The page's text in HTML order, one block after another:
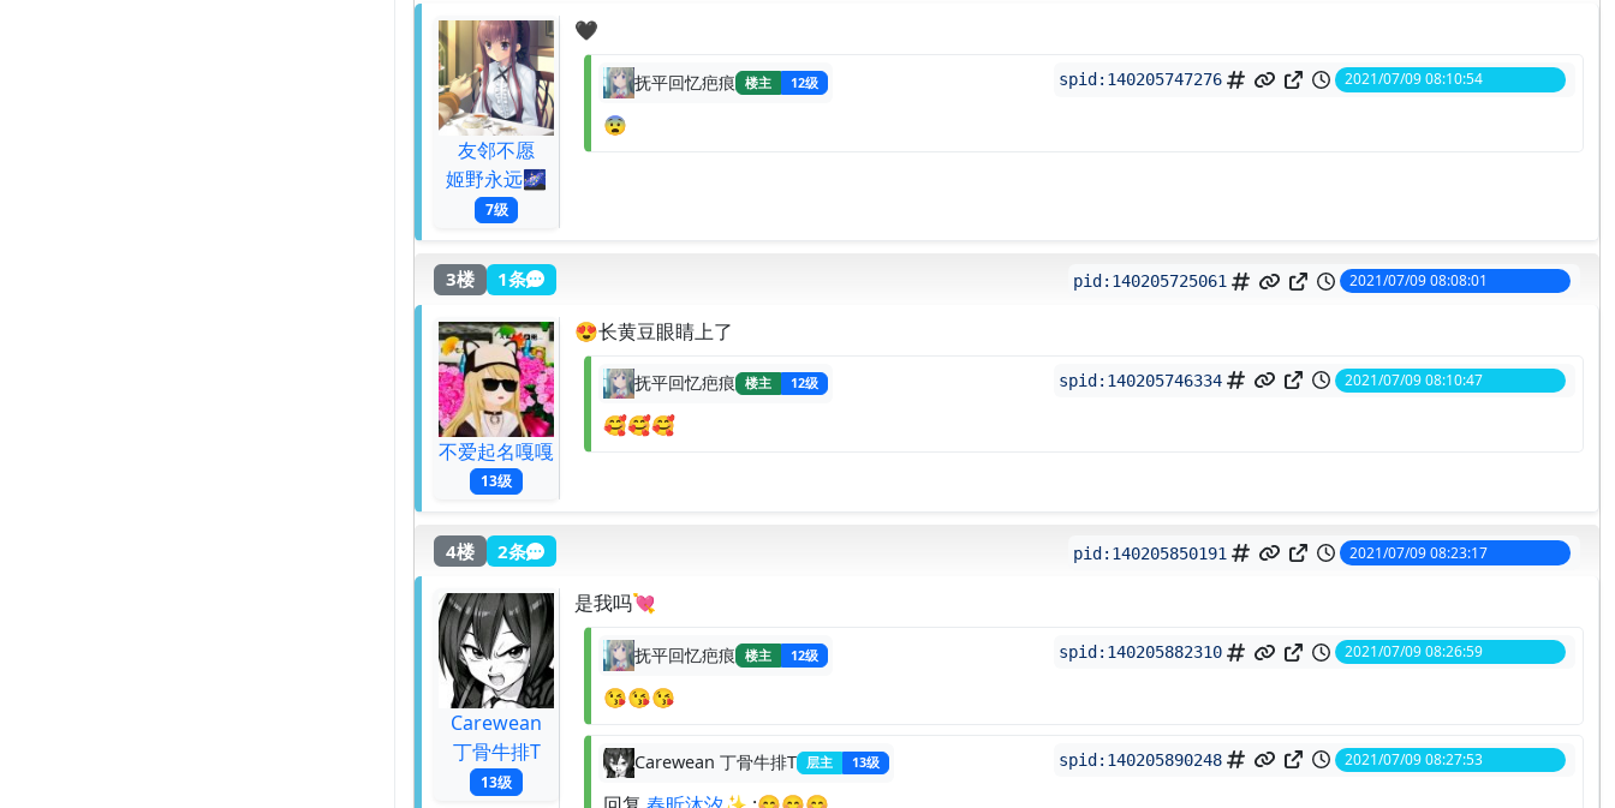
友邻不愿
姬野永远🌌
7级
🖤
抚平回忆疤痕 楼主 12级 spid: 140205747276 2021/07/09 08:10:54
😨
3楼 1条 pid: 140205725061 2021/07/09 08:08:01
不爱起名嘎嘎
13级
😍长黄豆眼睛上了
抚平回忆疤痕 楼主 12级 spid: 140205746334 2021/07/09 08:10:47
🥰🥰🥰
4楼 2条 pid: 140205850191 2021/07/09 08:23:17
Carewean
丁骨牛排T
13级
是我吗💘
抚平回忆疤痕 楼主 12级 spid: 140205882310 2021/07/09 08:26:59
😘😘😘
Carewean 丁骨牛排T 层主 13级 spid: 140205890248 2021/07/09 08:27:53